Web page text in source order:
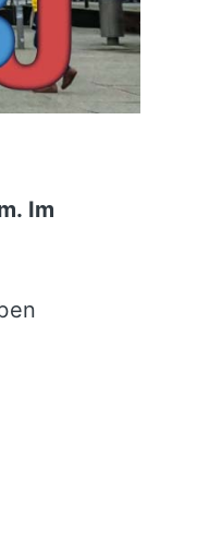
. Im